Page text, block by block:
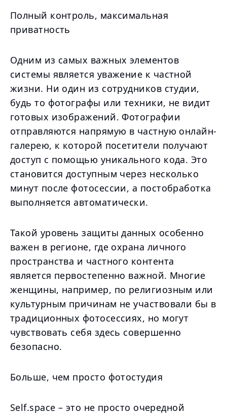
Полный контроль, максимальная
приватность
Одним из самых важных элементов
системы является уважение к частной
жизни. Ни один из сотрудников студии,
будь то фотографы или техники, не видит
готовых изображений. Фотографии
отправляются напрямую в частную онлайн-
галерею, к которой посетители получают
доступ с помощью уникального кода. Это
становится доступным через несколько
минут после фотосессии, а постобработка
выполняется автоматически.
Такой уровень защиты данных особенно
важен в регионе, где охрана личного
пространства и частного контента
является первостепенно важной. Многие
женщины, например, по религиозным или
культурным причинам не участвовали бы в
традиционных фотосессиях, но могут
чувствовать себя здесь совершенно
безопасно.
Больше, чем просто фотостудия
Self.space – это не просто очередной